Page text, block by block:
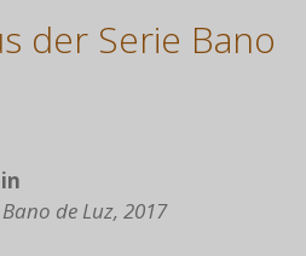
der Serie Bano
de Luz, 2017